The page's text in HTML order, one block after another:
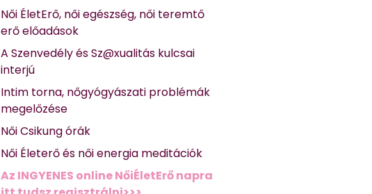
Női ÉletErő, női egészség, női teremtő
erő előadások
A Szenvedély és Sz@xualitás kulcsai
interjú
Intim torna, nőgyógyászati problémák
megelőzése
Női Csikung órák
Női Életerő és női energia meditációk
Az INGYENES online NőiÉletErő napra